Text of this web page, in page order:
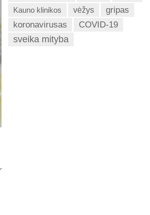
Kauno klinikos vėžys
gripas
koronavirusas
COVID-19
sveika mityba